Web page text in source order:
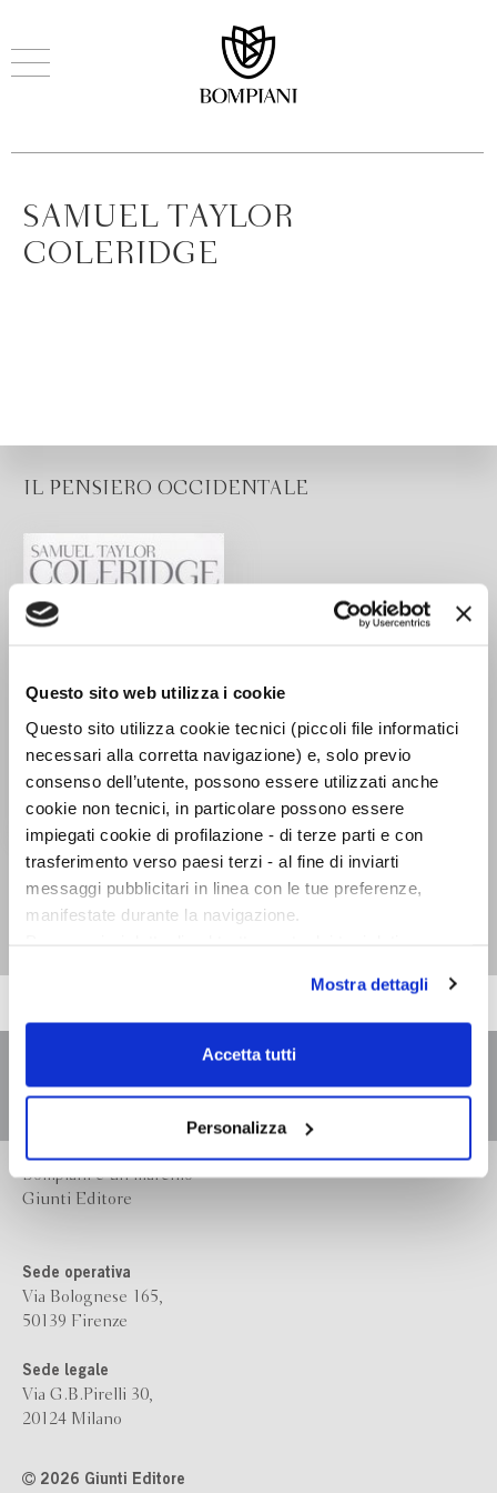
Questo sito web utilizza i cookie
Questo sito utilizza cookie tecnici (piccoli file informatici
necessari alla corretta navigazione) e, solo previo
consenso dell’utente, possono essere utilizzati anche
cookie non tecnici, in particolare possono essere
impiegati cookie di profilazione - di terze parti e con
trasferimento verso paesi terzi - al fine di inviarti
messaggi pubblicitari in linea con le tue preferenze,
manifestate durante la navigazione.
scelte privacy sui cookie, ti invitiamo a prendere visione
dell’informativa cookie.
Chiudendo il banner tramite la “X” prosegui la
dei soli cookie tecnici. Selezionando “Accetta tutti” presti
il tuo consenso alla profilazione che potrai revocare in
ogni momentoRevoca
Mostra dettagli
Accetta tutti
Personalizza
SAMUEL TAYLOR
COLERIDGE
IL PENSIERO OCCIDENTALE
Opere in prosa
Samuel Taylor
Coleridge
Bompiani è un marchio
Giunti Editore
Sede operativa
Via Bolognese 165,
50139 Firenze
Sede legale
Via G.B.Pirelli 30,
20124 Milano
2026 Giunti Editore